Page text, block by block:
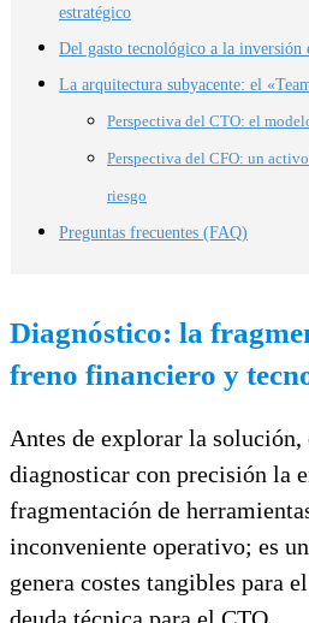
estratégico
Del gasto tecnológico a la inversión
La arquitectura subyacente: el
Perspectiva del CTO: el
Perspectiva del CFO: un
riesgo
Preguntas frecuentes (FAQ)
Diagnóstico: la
freno financiero y
Antes de explorar la solución,
diagnosticar con precisión la
fragmentación de
inconveniente operativo; es
genera costes tangibles para
deuda técnica para el CTO.